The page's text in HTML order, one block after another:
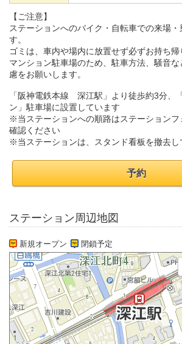
【ご注意】
ステーションへのバイク・自転車での来場
す。
ゴミは、車内や場内に放置せず必ずお持ち帰
マンション駐車場のため、駐車方法、騒音
慮をお願いします。
「阪神電鉄本線 深江駅」より徒歩約3分、
ン」駐車場に設置しています
※当ステーションへの順路はステーション
確認ください
※当ステーションは、スタンド看板を撤去し
予約
ステーション周辺地図
新規オープン 閉鎖予定